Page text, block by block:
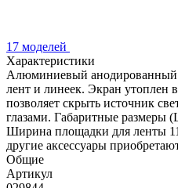
17 моделей
Характеристики
Алюминиевый анодированный
лент и линеек. Экран утоплен
позволяет скрыть источник
глазами. Габаритные размеры
Ширина площадки для ленты
другие аксессуары
Общие
Артикул